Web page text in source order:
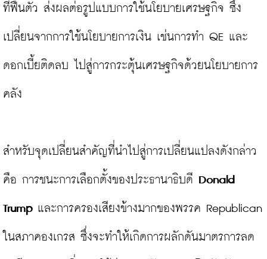
ที่ฟื้นตัว ส่งผลต่อรูปแบบการใช้นโยบายเศรษฐกิจ ซึ่ง
เปลี่ยนจากการใช้นโยบายการเงิน เช่นการทำ QE และ
ดอกเบี้ยติดลบ ไปสู่การกระตุ้นเศรษฐกิจด้วยนโยบายการ
คลัง
สำหรับจุดเปลี่ยนสำคัญที่นำไปสู่การเปลี่ยนแปลงดังกล่าว
คือ การชนะการเลือกตั้งของประธานาธิบดี Donald
Trump และการครองเสียงข้างมากของพรรค Republican
ในสภาคองเกรส ซึ่งจะทำให้เกิดการผลักดันมาตรการลด